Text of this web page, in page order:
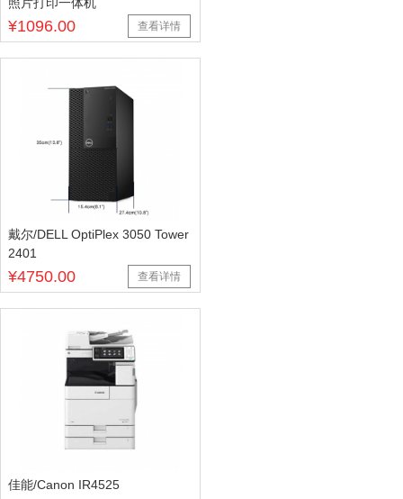
¥1096.00 查看详情
戴尔/DELL OptiPlex 3050 Tower
2401
¥4750.00 查看详情
佳能/Canon IR4525